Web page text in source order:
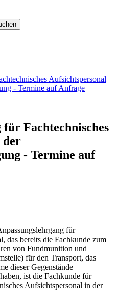
Aufsichtspersonal
- Termine auf Anfrage
für Fachtechnisches
der
- Termine auf
für
das bereits die Fachkunde zum
von Fundmunition und
für den Transport, das
dieser Gegenstände
ist die Fachkunde für
Aufsichtspersonal in der